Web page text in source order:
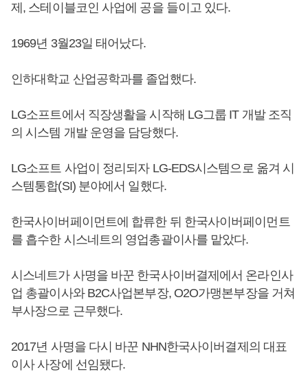
제, 스테이블코인 사업에 공을 들이고 있다.
1969년 3월23일 태어났다.
인하대학교 산업공학과를 졸업했다.
LG소프트에서 직장생활을 시작해 LG그룹 IT 개발 조직
의 시스템 개발 운영을 담당했다.
LG소프트 사업이 정리되자 LG-EDS시스템으로 옮겨 시
스템통합(SI) 분야에서 일했다.
한국사이버페이먼트에 합류한 뒤 한국사이버페이먼트
를 흡수한 시스네트의 영업총괄이사를 맡았다.
시스네트가 사명을 바꾼 한국사이버결제에서 온라인사
업 총괄이사와 B2C사업본부장, O2O가맹본부장을 거쳐
부사장으로 근무했다.
2017년 사명을 다시 바꾼 NHN한국사이버결제의 대표
이사 사장에 선임됐다.